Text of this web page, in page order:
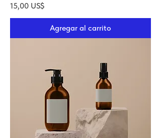
Precio
15,00 US$
Agregar al carrito